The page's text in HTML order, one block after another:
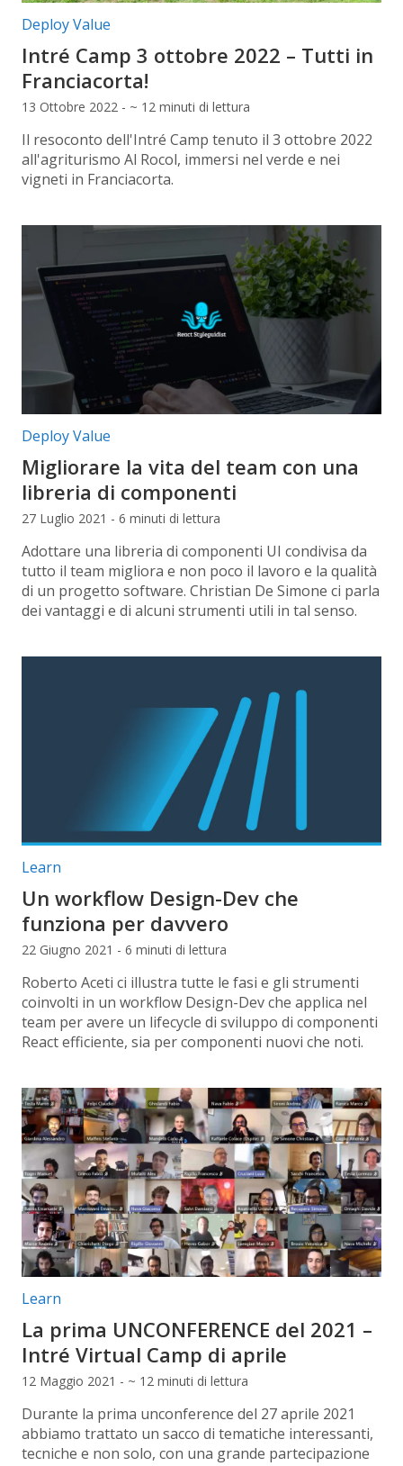
Categorie articolo:
Deploy Value
Intré Camp 3 ottobre 2022 – Tutti in
Franciacorta!
13 Ottobre 2022 - ~ 12 minuti di lettura
Il resoconto dell'Intré Camp tenuto il 3 ottobre 2022
all'agriturismo Al Rocol, immersi nel verde e nei
vigneti in Franciacorta.
Categorie articolo:
Deploy Value
Migliorare la vita del team con una
libreria di componenti
27 Luglio 2021 - 6 minuti di lettura
Adottare una libreria di componenti UI condivisa da
tutto il team migliora e non poco il lavoro e la qualità
di un progetto software. Christian De Simone ci parla
dei vantaggi e di alcuni strumenti utili in tal senso.
Categorie articolo:
Learn
Un workflow Design-Dev che
funziona per davvero
22 Giugno 2021 - 6 minuti di lettura
Roberto Aceti ci illustra tutte le fasi e gli strumenti
coinvolti in un workflow Design-Dev che applica nel
team per avere un lifecycle di sviluppo di componenti
React efficiente, sia per componenti nuovi che noti.
Categorie articolo:
Learn
La prima UNCONFERENCE del 2021 –
Intré Virtual Camp di aprile
12 Maggio 2021 - ~ 12 minuti di lettura
Durante la prima unconference del 27 aprile 2021
abbiamo trattato un sacco di tematiche interessanti,
tecniche e non solo, con una grande partecipazione